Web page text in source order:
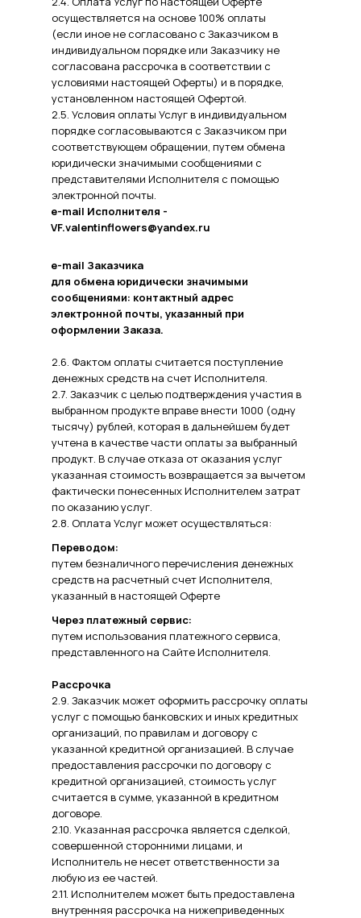
осуществляется на основе 100% оплаты
(если иное не согласовано с Заказчиком в
индивидуальном порядке или Заказчику не
согласована рассрочка в соответствии с
условиями настоящей Оферты) и в порядке,
установленном настоящей Офертой.
2.5. Условия оплаты Услуг в индивидуальном
порядке согласовываются с Заказчиком при
соответствующем обращении, путем обмена
юридически значимыми сообщениями с
представителями Исполнителя с помощью
электронной почты.
e-mail Исполнителя -
VF.valentinflowers@yandex.ru
e-mail Заказчика
для обмена юридически значимыми
сообщениями: контактный адрес
электронной почты, указанный при
оформлении Заказа.
2.6. Фактом оплаты считается поступление
денежных средств на счет Исполнителя.
2.7. Заказчик с целью подтверждения участия в
выбранном продукте вправе внести 1000 (одну
тысячу) рублей, которая в дальнейшем будет
учтена в качестве части оплаты за выбранный
продукт. В случае отказа от оказания услуг
указанная стоимость возвращается за вычетом
фактически понесенных Исполнителем затрат
по оказанию услуг.
2.8. Оплата Услуг может осуществляться:
Переводом:
путем безналичного перечисления денежных
средств на расчетный счет Исполнителя,
указанный в настоящей Оферте
Через платежный сервис:
путем использования платежного сервиса,
представленного на Сайте Исполнителя.
Рассрочка
2.9. Заказчик может оформить рассрочку оплаты
услуг с помощью банковских и иных кредитных
организаций, по правилам и договору с
указанной кредитной организацией. В случае
предоставления рассрочки по договору с
кредитной организацией, стоимость услуг
считается в сумме, указанной в кредитном
договоре.
2.10. Указанная рассрочка является сделкой,
совершенной сторонними лицами, и
Исполнитель не несет ответственности за
любую из ее частей.
2.11. Исполнителем может быть предоставлена
внутренняя рассрочка на нижеприведенных